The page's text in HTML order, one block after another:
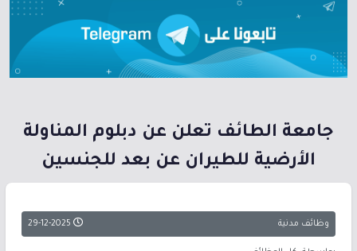
جامعة الطائف تعلن عن دبلوم المناولة
الأرضية للطيران عن بعد للجنسين
وظائف مدنية 29-12-2025